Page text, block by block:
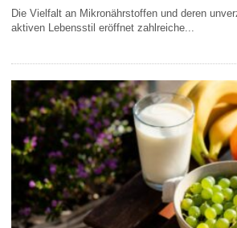
Die Vielfalt an Mikronährstoffen und deren
aktiven Lebensstil eröffnet zahlreiche...